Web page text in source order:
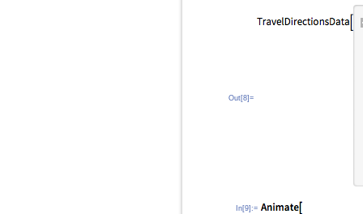
Out[8]=
In[9]:=